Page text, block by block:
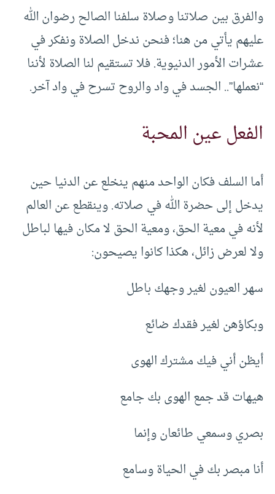
والفرق بين صلاتنا وصلاة سلفنا الصالح رضوان الله
عليهم يأتي من هنا؛ فنحن ندخل الصلاة ونفكر في
عشرات الأمور الدنيوية. فلا تستقيم لنا الصلاة لأننا
“نعملها”.. الجسد في واد والروح تسرح في واد آخر.
الفعل عين المحبة
أما السلف فكان الواحد منهم ينخلع عن الدنيا حين
يدخل إلى حضرة الله في صلاته. وينقطع عن العالم
لأنه في معية الحق، ومعية الحق لا مكان فيها لباطل
ولا لعرض زائل، هكذا كانوا يصيحون:
سهر العيون لغير وجهك باطل
وبكاؤهن لغير فقدك ضائع
أيظن أني فيك مشترك الهوى
هيهات قد جمع الهوى بك جامع
بصري وسمعي طائعان وإنما
أنا مبصر بك في الحياة وسامع